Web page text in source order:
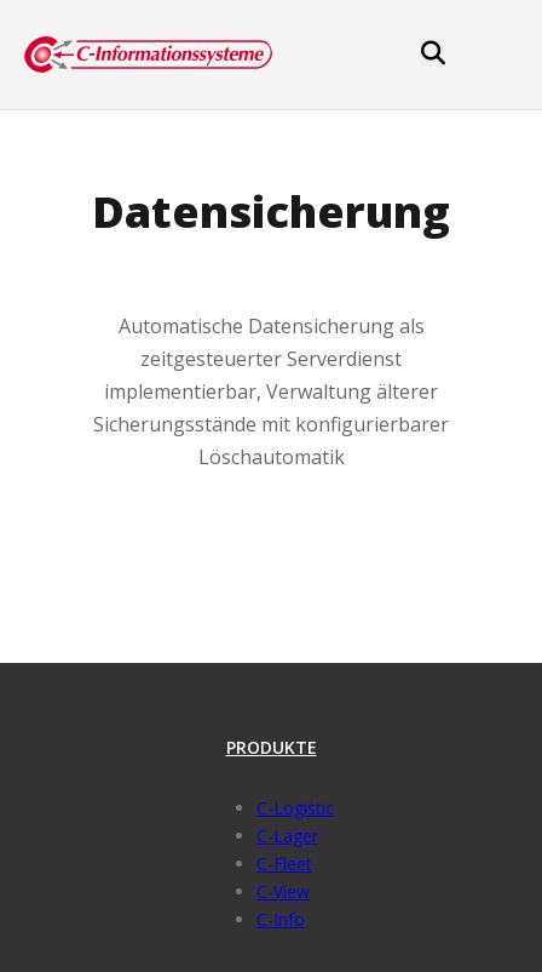
Datensicherung
Automatische Datensicherung als
zeitgesteuerter Serverdienst
implementierbar, Verwaltung älterer
Sicherungsstände mit konfigurierbarer
Löschautomatik
PRODUKTE
C-Logistic
C-Lager
C-Fleet
C-View
C-Info